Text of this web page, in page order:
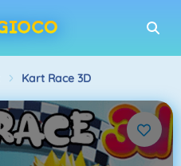
Kart Race 3D